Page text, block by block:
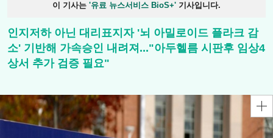
이 기사는 '유료 뉴스서비스 BioS+' 기사입니다.
인지저하 아닌 대리표지자 '뇌 아밀로이드 플라크 감
소' 기반해 가속승인 내려져..."아두헬름 시판후 임상4
상서 추가 검증 필요"